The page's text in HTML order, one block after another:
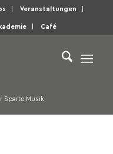
Veranstaltungen
Café
Sparte Musik